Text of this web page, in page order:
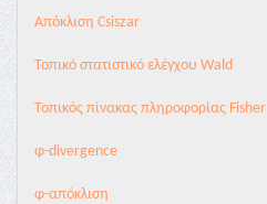
Απόκλιση Csiszar
Τοπικό στατιστικό ελέγχου Wald
Τοπικός πίνακας πληροφορίας Fisher
φ-divergence
φ-απόκλιση